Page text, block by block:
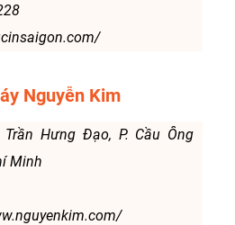
Nguyễn Kim
Hưng Đạo, P. Cầu Ông
Minh